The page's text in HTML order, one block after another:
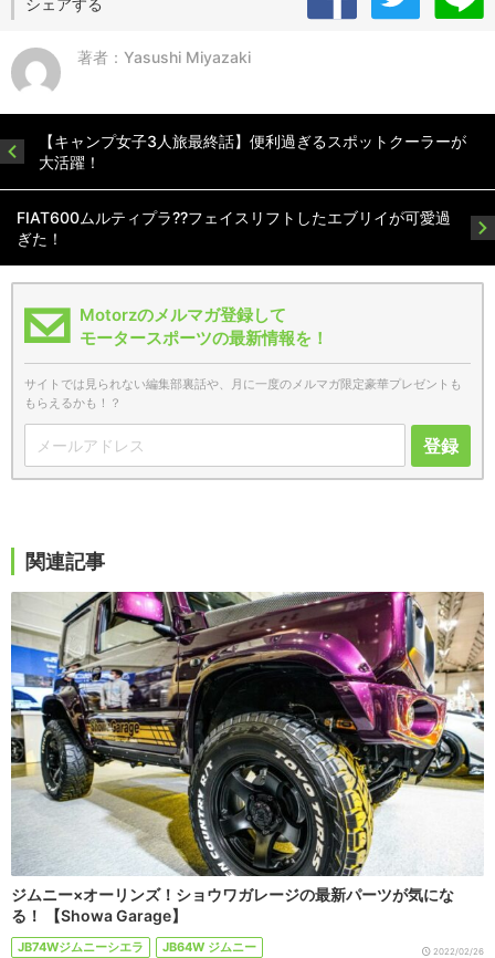
シェアする
著者：Yasushi Miyazaki
【キャンプ女子3人旅最終話】便利過ぎるスポットクーラーが
大活躍！
FIAT600ムルティプラ??フェイスリフトしたエブリイが可愛過
ぎた！
Motorzのメルマガ登録して
モータースポーツの最新情報を！
サイトでは見られない編集部裏話や、月に一度のメルマガ限定豪華プレゼントも
もらえるかも！？
登録
関連記事
ジムニー×オーリンズ！ショウワガレージの最新パーツが気にな
る！ 【Showa Garage】
JB74Wジムニーシエラ JB64W ジムニー 2022/02/26